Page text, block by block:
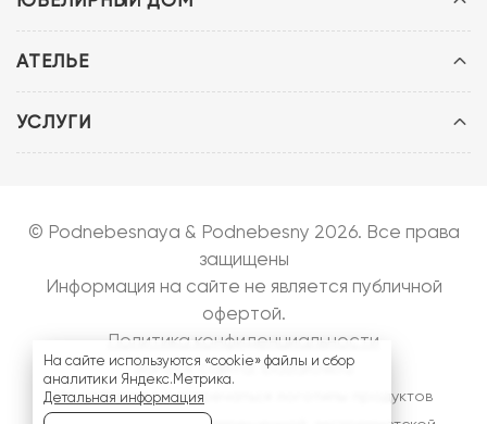
АТЕЛЬЕ
УСЛУГИ
© Podnebesnaya & Podnebesny 2026. Все права
защищены
Информация на сайте не является публичной
офертой.
Политика конфиденциальности
Запуск сайта:bazarow.ru
На сайте могут встречаться логотипы продуктов
На сайте используются «cookie» файлы и сбор
аналитики Яндекс.Метрика.
Детальная информация